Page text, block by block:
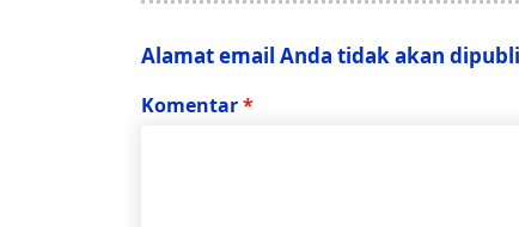
Alamat email Anda tidak akan
Komentar*